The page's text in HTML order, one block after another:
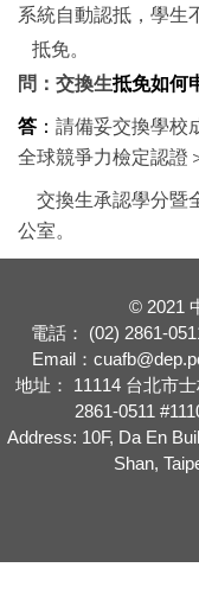
系統自動認抵，學生
抵免。
問：交換生抵免如何
答 ： 請備妥交換學校
全球競爭力檢定認證
交換生承認學分暨
公室。
© 2021
電話： (02) 2861-
Email：
地址： 11114 台北市
2861-0511
Address: 10F, Da En
Shan,